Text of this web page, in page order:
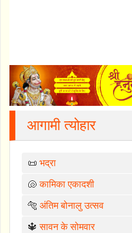
आगामी त्योहार
📜 भद्रा
🐚कामिका एकादशी
🐅 अंतिम बोनालु उत्सव
🔱सावन के सोमवार